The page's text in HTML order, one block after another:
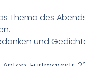
Thema des
und